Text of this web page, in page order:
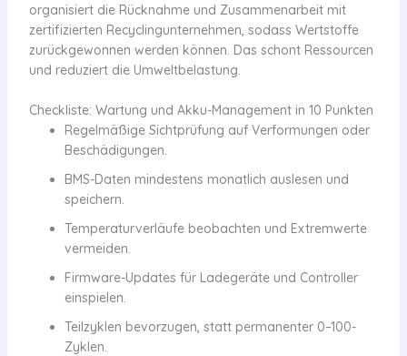
organisiert die Rücknahme und Zusammenarbeit mit
zertifizierten Recyclingunternehmen, sodass Wertstoffe
zurückgewonnen werden können. Das schont Ressourcen
und reduziert die Umweltbelastung.
Checkliste: Wartung und Akku-Management in 10 Punkten
Regelmäßige Sichtprüfung auf Verformungen oder
Beschädigungen.
BMS-Daten mindestens monatlich auslesen und
speichern.
Temperaturverläufe beobachten und Extremwerte
vermeiden.
Firmware-Updates für Ladegeräte und Controller
einspielen.
Teilzyklen bevorzugen, statt permanenter 0–100-
Zyklen.